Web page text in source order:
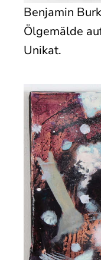
Benjamin
Ölgemälde
Unikat.